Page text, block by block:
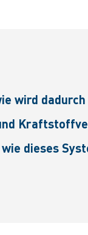
wird dadurch
dieses